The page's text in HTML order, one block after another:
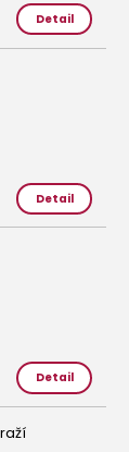
Detail
Detail
Detail